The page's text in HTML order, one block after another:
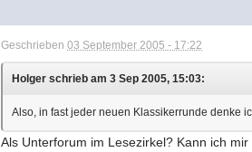
Geschrieben03 September 2005 - 17:22
Holger schrieb am 3 Sep 2005, 15:03:
Also, in fast jeder neuen Klassikerrunde denke
Als Unterforum im Lesezirkel? Kann ich